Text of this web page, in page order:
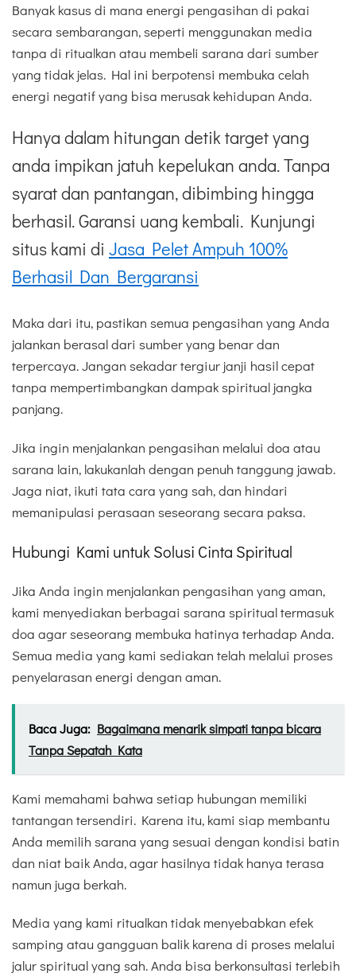
Banyak kasus di mana energi pengasihan di pakai
secara sembarangan, seperti menggunakan media
tanpa di ritualkan atau membeli sarana dari sumber
yang tidak jelas. Hal ini berpotensi membuka celah
energi negatif yang bisa merusak kehidupan Anda.
Hanya dalam hitungan detik target yang
anda impikan jatuh kepelukan anda. Tanpa
syarat dan pantangan, dibimbing hingga
berhasil. Garansi uang kembali. Kunjungi
situs kami di Jasa Pelet Ampuh 100%
Berhasil Dan Bergaransi
Maka dari itu, pastikan semua pengasihan yang Anda
jalankan berasal dari sumber yang benar dan
terpercaya. Jangan sekadar tergiur janji hasil cepat
tanpa mempertimbangkan dampak spiritual jangka
panjang.
Jika ingin menjalankan pengasihan melalui doa atau
sarana lain, lakukanlah dengan penuh tanggung jawab.
Jaga niat, ikuti tata cara yang sah, dan hindari
memanipulasi perasaan seseorang secara paksa.
Hubungi Kami untuk Solusi Cinta Spiritual
Jika Anda ingin menjalankan pengasihan yang aman,
kami menyediakan berbagai sarana spiritual termasuk
doa agar seseorang membuka hatinya terhadap Anda.
Semua media yang kami sediakan telah melalui proses
penyelarasan energi dengan aman.
Baca Juga: Bagaimana menarik simpati tanpa bicara
Tanpa Sepatah Kata
Kami memahami bahwa setiap hubungan memiliki
tantangan tersendiri. Karena itu, kami siap membantu
Anda memilih sarana yang sesuai dengan kondisi batin
dan niat baik Anda, agar hasilnya tidak hanya terasa
namun juga berkah.
Media yang kami ritualkan tidak menyebabkan efek
samping atau gangguan balik karena di proses melalui
jalur spiritual yang sah. Anda bisa berkonsultasi terlebih